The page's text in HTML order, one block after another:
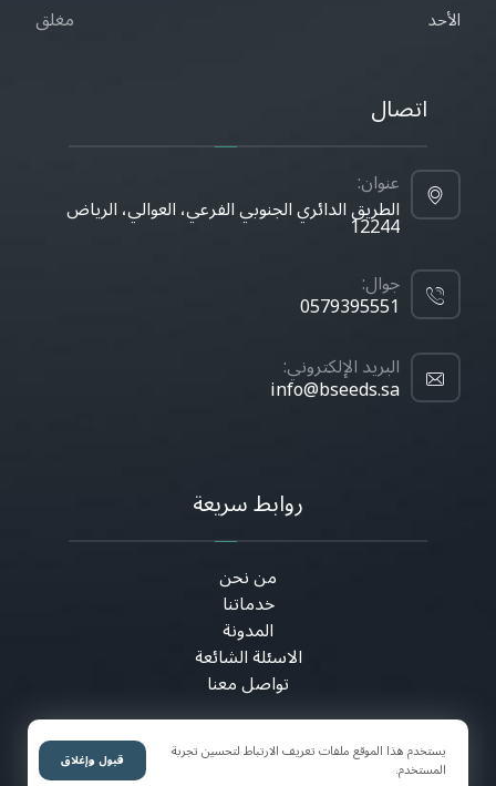
الأحد مغلق
اتصال
عنوان:
الطريق الدائري الجنوبي الفرعي، العوالي، الرياض
12244
جوال:
0579395551
البريد الإلكتروني:
info@bseeds.sa
روابط سريعة
من نحن
خدماتنا
المدونة
الاسئلة الشائعة
تواصل معنا
يستخدم هذا الموقع ملفات تعريف الارتباط لتحسين تجربة
المستخدم. قبول وإغلاق